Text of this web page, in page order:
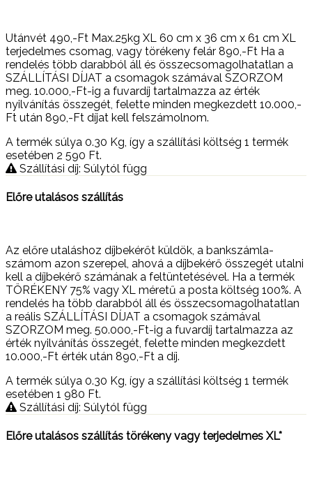
Utánvét 490,-Ft Max.25kg XL 60 cm x 36 cm x 61 cm XL
terjedelmes csomag, vagy törékeny felár 890,-Ft Ha a
rendelés több darabból áll és összecsomagolhatatlan a
SZÁLLÍTÁSI DÍJAT a csomagok számával SZORZOM
meg. 10.000,-Ft-ig a fuvardíj tartalmazza az érték
nyilvánítás összegét, felette minden megkezdett 10.000,-
Ft után 890,-Ft díjat kell felszámolnom.
A termék súlya 0.30 Kg, így a szállítási költség 1 termék
esetében 2 590 Ft.
Szállítási díj: Súlytól függ
Előre utalásos szállítás
Az előre utaláshoz díjbekérőt küldök, a bankszámla-
számom azon szerepel, ahová a díjbekérő összegét utalni
kell a díjbekérő számának a feltüntetésével. Ha a termék
TÖRÉKENY 75% vagy XL méretű a posta költség 100%. A
rendelés ha több darabból áll és összecsomagolhatatlan
a reális SZÁLLÍTÁSI DÍJAT a csomagok számával
SZORZOM meg. 50.000,-Ft-ig a fuvardíj tartalmazza az
érték nyilvánítás összegét, felette minden megkezdett
10.000,-Ft érték után 890,-Ft a díj.
A termék súlya 0.30 Kg , így a szállítási költség 1 termék
esetében 1 980 Ft.
Szállítási díj: Súlytól függ
Előre utalásos szállítás törékeny vagy terjedelmes XL*